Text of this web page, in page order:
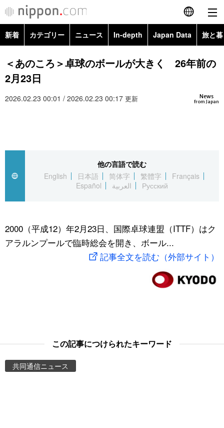
English
简体字
Русский
カテゴリー
経済・ビジネス
国際
文化
トップ
アーカイブ
In-depth
Japan Data
動画/Live
新着 カテゴリー ニュース In-depth Japan Data 旅と
政治・外交
経済・ビジネス
スポーツ・東京2020
Topics
＜あのころ＞卓球のボールが大きく 26年前の
2月23日
News
from Japan
2026.02.23 00:01 / 2026.02.23 00:17 更新
他の言語で読む
English
日本語 简体字 繁體字
Français
Español
العربية Русский
2000（平成12）年2月23日、国際卓球連盟（ITTF）はク
アラルンプールで臨時総会を開き、ボール...
記事全文を読む（外部サイト）
この記事につけられたキーワード
共同通信ニュース